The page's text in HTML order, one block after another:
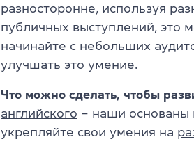
разносторонне, используя
публичных выступлений, это
начинайте с небольших
улучшать это умение.
Что можно сделать, чтобы
английского – наши основаны
укрепляйте свои умения на